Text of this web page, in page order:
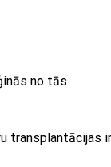
no tās
transplantācijas ir